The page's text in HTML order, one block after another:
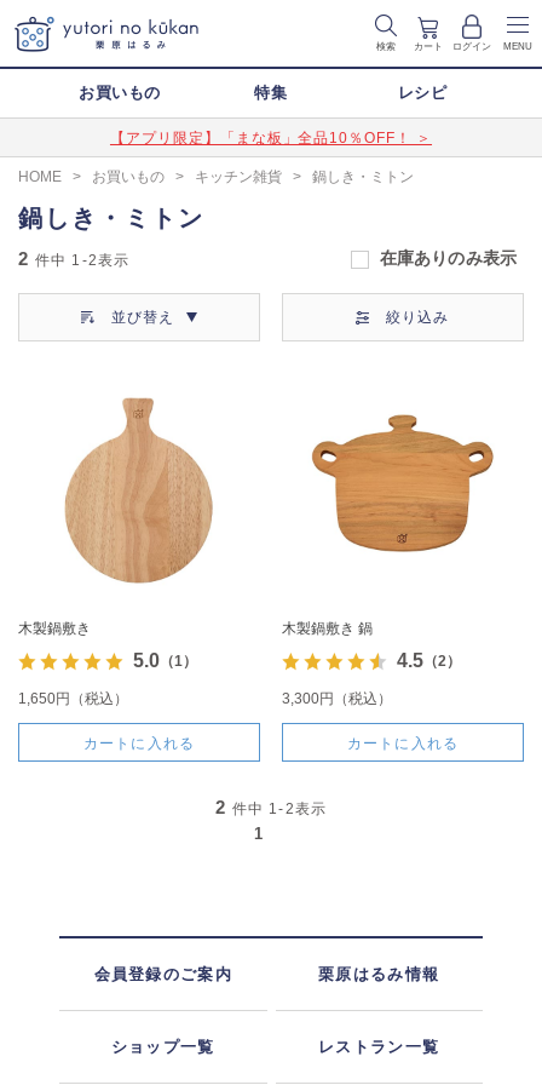
検索 カート ログイン MENU
お買いもの 特集 レシピ
【アプリ限定】「まな板」全品10％OFF！ ＞
HOME > お買いもの > キッチン雑貨 > 鍋しき・ミトン
鍋しき・ミトン
2 件中 1-2表示 在庫ありのみ表示
並び替え 絞り込み
木製鍋敷き
5.0（1）
1,650円（税込）
カートに入れる
木製鍋敷き 鍋
4.5（2）
3,300円（税込）
カートに入れる
2 件中 1-2表示
1
会員登録のご案内 栗原はるみ情報
ショップ一覧 レストラン一覧